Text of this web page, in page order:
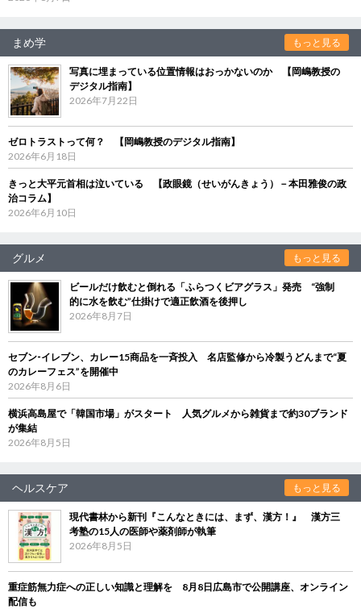
まめ学 もっと見る
写真に埋まっている位置情報はおっかないのか 【岡嶋教授の
デジタル指南】
2026年7月22日
ゼロトラストって何？ 【岡嶋教授のデジタル指南】
2026年6月18日
きっと大平元首相は泣いている 【政眼鏡（せいがんきょう）－本田雅俊の政
治コラム】
2026年6月10日
グルメ もっと見る
ビールだけ飲むと倒れる「ふらつくビアグラス」発売 “強制
的に水を飲む”仕掛けで適正飲酒を後押し
2026年8月7日
セブン‐イレブン、カレー15商品を一斉投入 名店監修から冷製うどんまで“夏
のカレーフェス”を開催中
2026年8月6日
横浜高島屋で「韓国市場」がスタート 人気グルメから雑貨まで約30ブランド
が集結
2026年8月5日
ヘルスケア もっと見る
現代書林から新刊『こんなときには、まず、漢方！』 漢方三
考塾の15人の医師や薬剤師が執筆
2026年8月5日
重症筋無力症への正しい知識と理解を 8月8日広島市で公開講座、オンライン
配信も